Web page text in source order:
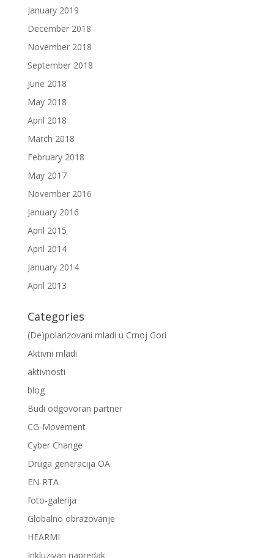
January 2019
December 2018
November 2018
September 2018
June 2018
May 2018
April 2018
March 2018
February 2018
May 2017
November 2016
January 2016
April 2015
April 2014
January 2014
April 2013
Categories
(De)polarizovani mladi u Crnoj Gori
Aktivni mladi
aktivnosti
blog
Budi odgovoran partner
CG-Movement
Cyber Change
Druga generacija OA
EN-RTA
foto-galerija
Globalno obrazovanje
HEARMI
Inkluzivan napredak